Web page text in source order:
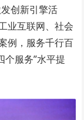
创新引擎活
业互联网、社会
例，服务千行百
个服务”水平提